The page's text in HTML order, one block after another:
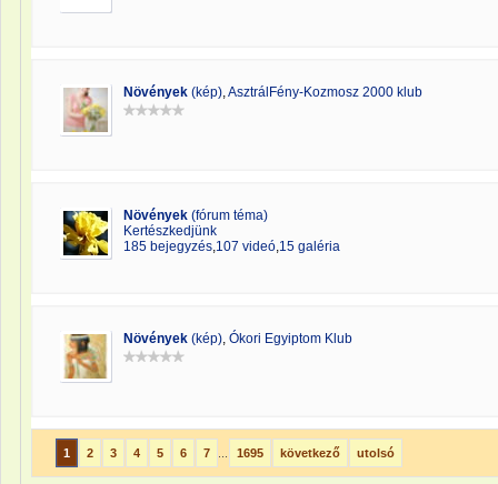
Növények (kép),AsztrálFény-Kozmosz 2000 klub
Növények (fórum téma)
Kertészkedjünk
185 bejegyzés,107 videó,15 galéria
Növények (kép), Ókori Egyiptom Klub
1 2 3 4 5 6 7 1695 következő utolsó